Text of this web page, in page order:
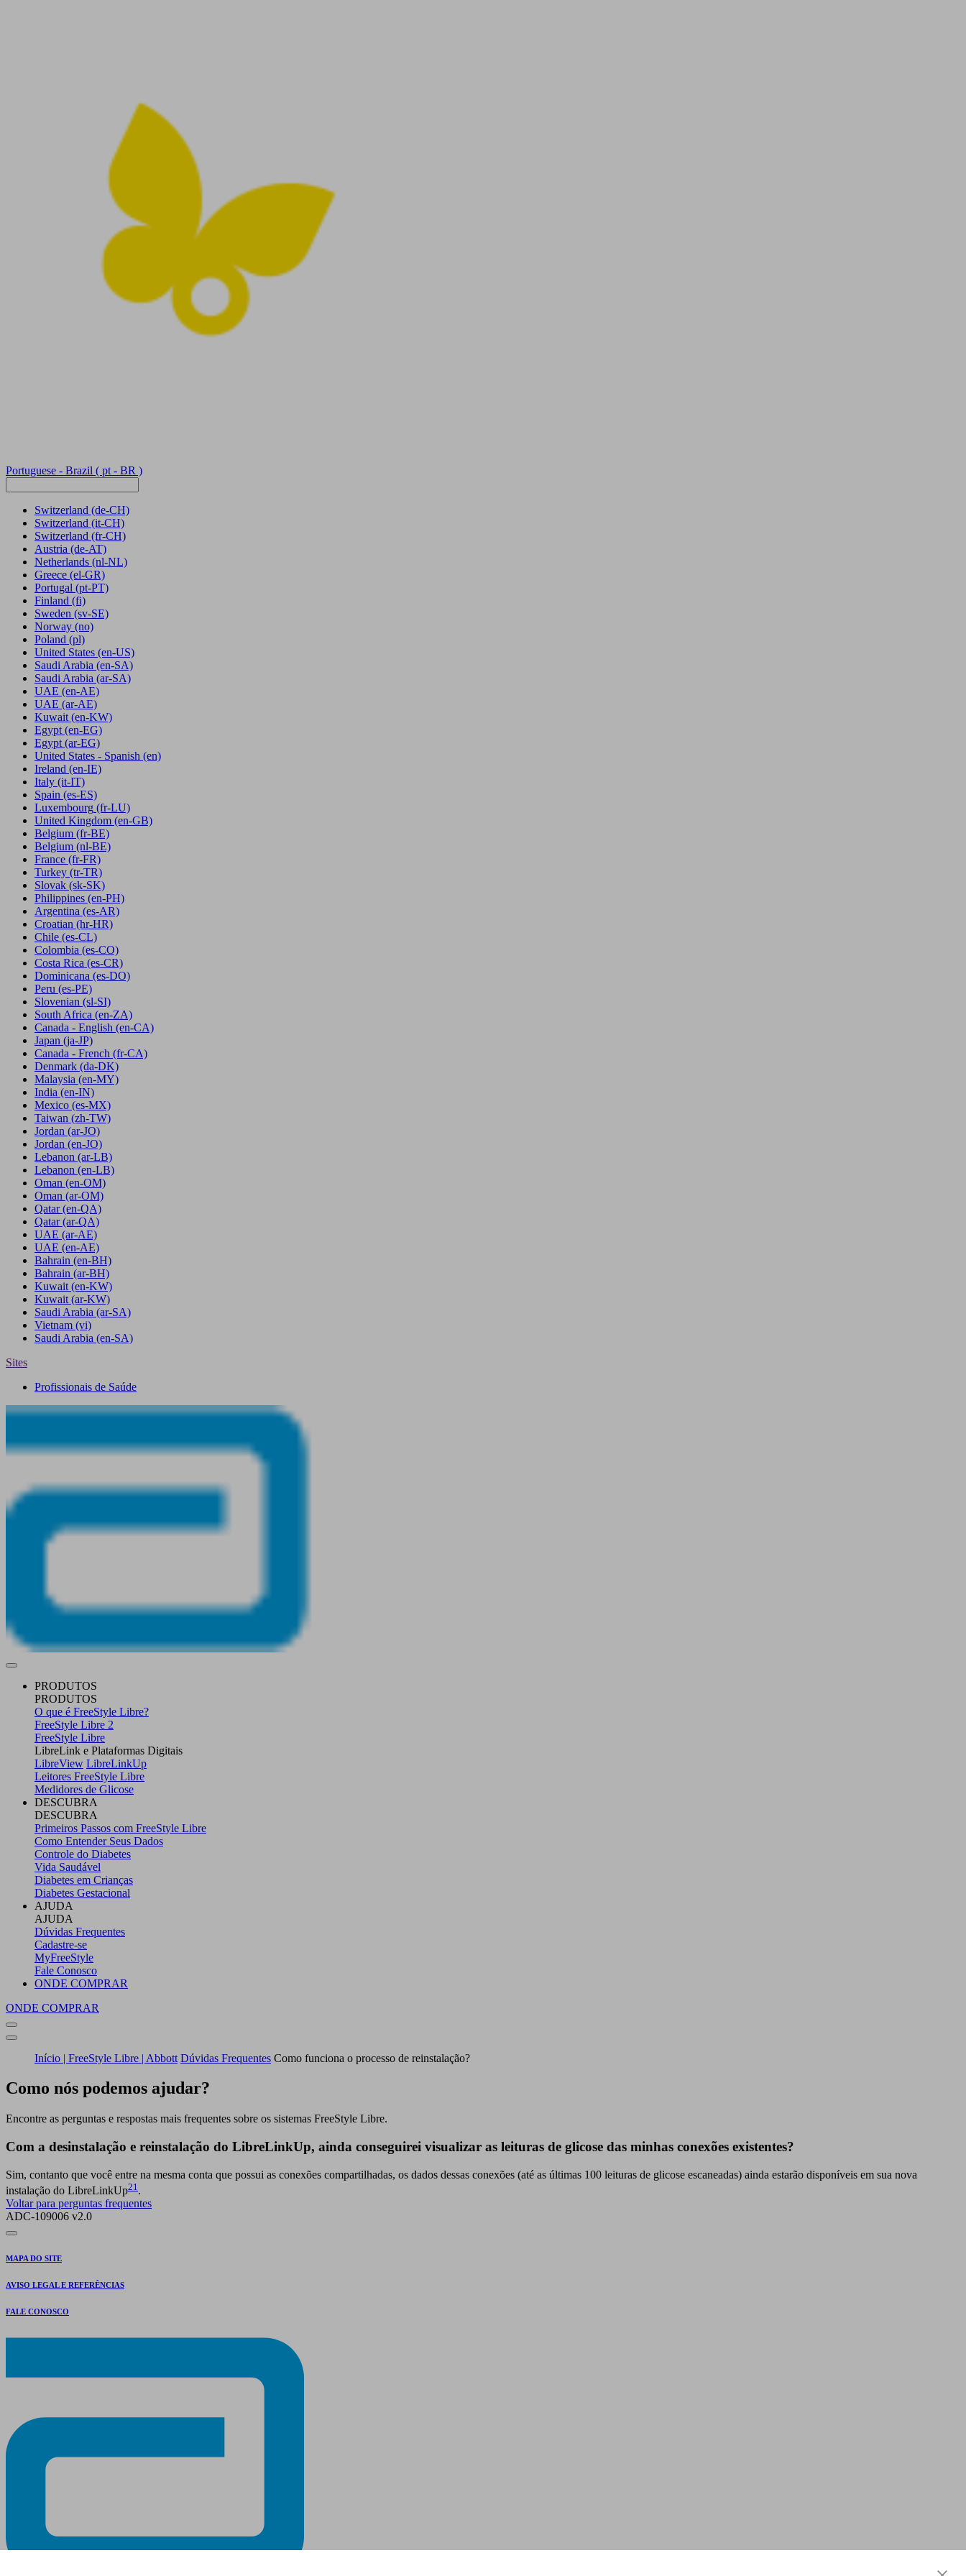
Portuguese - Brazil ( pt - BR )
Switzerland (de-CH)
Switzerland (it-CH)
Switzerland (fr-CH)
Austria (de-AT)
Netherlands (nl-NL)
Greece (el-GR)
Portugal (pt-PT)
Finland (fi)
Sweden (sv-SE)
Norway (no)
Poland (pl)
United States (en-US)
Saudi Arabia (en-SA)
Saudi Arabia (ar-SA)
UAE (en-AE)
UAE (ar-AE)
Kuwait (en-KW)
Egypt (en-EG)
Egypt(ar-EG)
United States - Spanish (en)
Ireland (en-IE)
Italy (it-IT)
Spain (es-ES)
Luxembourg (fr-LU)
United Kingdom (en-GB)
Belgium (fr-BE)
Belgium (nl-BE)
France (fr-FR)
Turkey (tr-TR)
Slovak (sk-SK)
Philippines (en-PH)
Argentina (es-AR)
Croatian (hr-HR)
Chile (es-CL)
Colombia (es-CO)
Costa Rica (es-CR)
Dominicana (es-DO)
Peru (es-PE)
Slovenian (sl-SI)
South Africa (en-ZA)
Canada - English (en-CA)
Japan (ja-JP)
Canada - French (fr-CA)
Denmark (da-DK)
Malaysia (en-MY)
India (en-IN)
Mexico (es-MX)
Taiwan (zh-TW)
Jordan (ar-JO)
Jordan (en-JO)
Lebanon (ar-LB)
Lebanon (en-LB)
Oman (en-OM)
Oman (ar-OM)
Qatar (en-QA)
Qatar (ar-QA)
UAE (ar-AE)
UAE (en-AE)
Bahrain (en-BH)
Bahrain (ar-BH)
Kuwait (en-KW)
Kuwait (ar-KW)
Saudi Arabia (ar-SA)
Vietnam (vi)
Saudi Arabia (en-SA)
Sites
Profissionais de Saúde
PRODUTOS
PRODUTOS
O que é FreeStyle Libre?
FreeStyle Libre 2
FreeStyle Libre
LibreLink e Plataformas Digitais
LibreView LibreLinkUp
Leitores FreeStyle Libre
Medidores de Glicose
DESCUBRA
DESCUBRA
Primeiros Passos com FreeStyle Libre
Como Entender Seus Dados
Controle do Diabetes
Vida Saudável
Diabetes em Crianças
Diabetes Gestacional
AJUDA
AJUDA
Dúvidas Frequentes
Cadastre-se
MyFreeStyle
Fale Conosco
ONDE COMPRAR
ONDE COMPRAR
Início | FreeStyle Libre | Abbott Dúvidas Frequentes Como funciona o processo de reinstalação?
Como nós podemos ajudar?
Encontre as perguntas e respostas mais frequentes sobre os sistemas FreeStyle Libre.
Com a desinstalação e reinstalação do LibreLinkUp, ainda conseguirei visualizar as leituras de glicose das minhas conexões existentes?
Sim, contanto que você entre na mesma conta que possui as conexões compartilhadas, os dados dessas conexões (até as últimas 100 leituras de glicose escaneadas) ainda estarão disponíveis em sua nova
instalação do LibreLinkUp21 .
Voltar para perguntas frequentes
ADC-109006 v2.0
MAPA DO SITE
AVISO LEGAL E REFERÊNCIAS
FALE CONOSCO